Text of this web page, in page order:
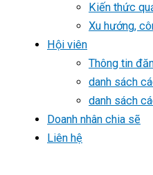
Kiến thức
Xu hướng,
Hội viên
Thông tin
danh sách
danh sách
Doanh nhân chia sẽ
Liên hệ